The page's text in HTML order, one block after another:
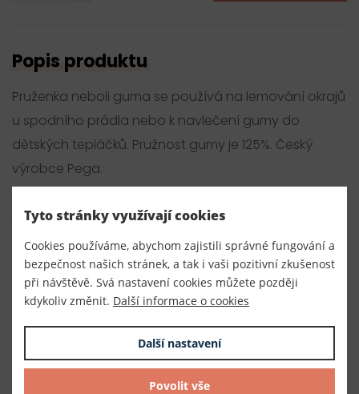
Popis produktu
Pruženka neboli guma se používá na lemování okrajů
u spodního prádla nebo k navlečení gumy do
dětských tepláčků. Pružnost gumy je 125%. Český
výrobce Pega.
Parametry
Číslo produktu:
020095
Výrobce
Český výrobce
Dodavatel
Tyto stránky využívají cookies
Cookies používáme, abychom zajistili správné fungování a
bezpečnost našich stránek, a tak i vaši pozitivní zkušenost
při návštěvě. Svá nastavení cookies můžete později
kdykoliv změnit. Další informace o cookies
Další nastavení
Povolit vše